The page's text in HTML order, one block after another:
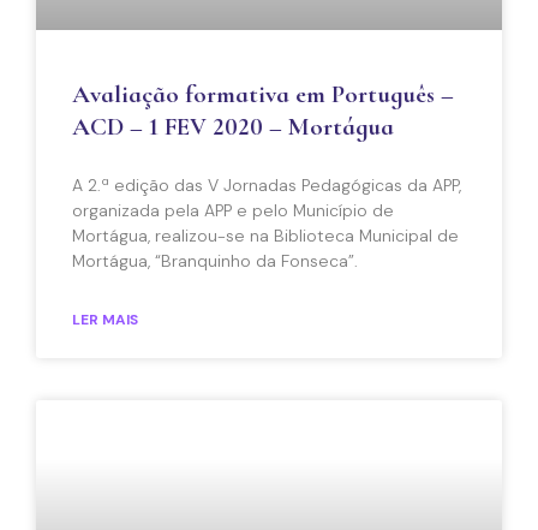
Avaliação formativa em Português –
ACD – 1 FEV 2020 – Mortágua
A 2.ª edição das V Jornadas Pedagógicas da APP,
organizada pela APP e pelo Município de
Mortágua, realizou-se na Biblioteca Municipal de
Mortágua, “Branquinho da Fonseca”.
LER MAIS